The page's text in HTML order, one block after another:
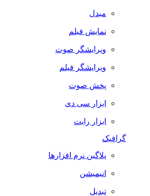
مبدل
نمایش فیلم
ویرایشگر صوت
ویرایشگر فیلم
پخش صوت
ابزار سی دی
ابزار رایت
گرافیک
پلاگین نرم افزارها
انیمیشن
تبدیل